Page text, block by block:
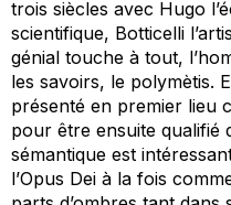
trois siècles avec Hugo
scientifique, Botticelli
génial touche à tout,
les savoirs, le polymètis.
présenté en premier lieu
pour être ensuite qualifié
sémantique est
l’Opus Dei à la fois